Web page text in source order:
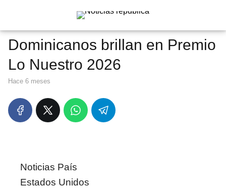
Dominicanos brillan en Premio
Lo Nuestro 2026
hace 6 meses
Noticias País
Estados Unidos